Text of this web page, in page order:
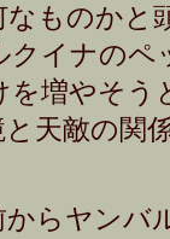
ものかと
クイナの
増やそう
天敵の関
らヤンバ